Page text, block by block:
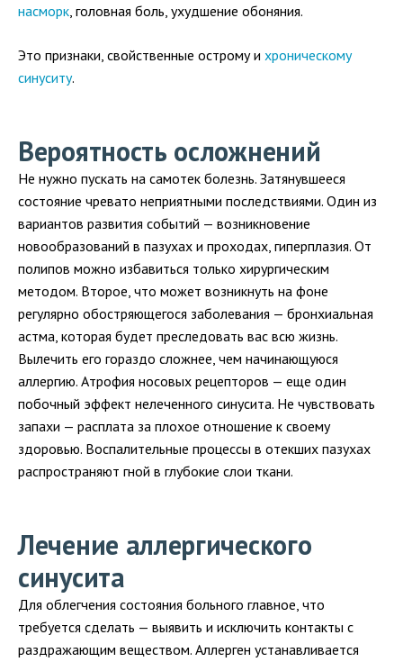
насморк, головная боль, ухудшение обоняния.
Это признаки, свойственные острому и хроническому
синуситу.
Вероятность осложнений
Не нужно пускать на самотек болезнь. Затянувшееся
состояние чревато неприятными последствиями. Один из
вариантов развития событий — возникновение
новообразований в пазухах и проходах, гиперплазия. От
полипов можно избавиться только хирургическим
методом. Второе, что может возникнуть на фоне
регулярно обостряющегося заболевания — бронхиальная
астма, которая будет преследовать вас всю жизнь.
Вылечить его гораздо сложнее, чем начинающуюся
аллергию. Атрофия носовых рецепторов — еще один
побочный эффект нелеченного синусита. Не чувствовать
запахи — расплата за плохое отношение к своему
здоровью. Воспалительные процессы в отекших пазухах
распространяют гной в глубокие слои ткани.
Лечение аллергического
синусита
Для облегчения состояния больного главное, что
требуется сделать — выявить и исключить контакты с
раздражающим веществом. Аллерген устанавливается